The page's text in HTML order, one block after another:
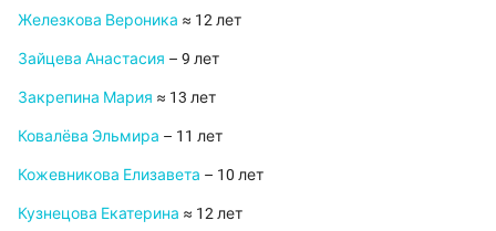
Железкова Вероника ≈ 12 лет
Зайцева Анастасия – 9 лет
Закрепина Мария ≈ 13 лет
Ковалёва Эльмира – 11 лет
Кожевникова Елизавета – 10 лет
Кузнецова Екатерина ≈ 12 лет